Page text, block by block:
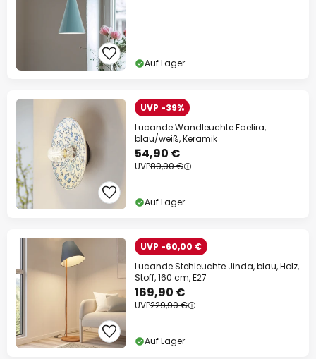
Auf Lager
UVP -39%
Lucande Wandleuchte Faelira,
blau/weiß, Keramik
54,90 €
UVP89,90 €
Auf Lager
UVP -60,00 €
Lucande Stehleuchte Jinda, blau, Holz,
Stoff, 160 cm, E27
169,90 €
UVP229,90 €
Auf Lager